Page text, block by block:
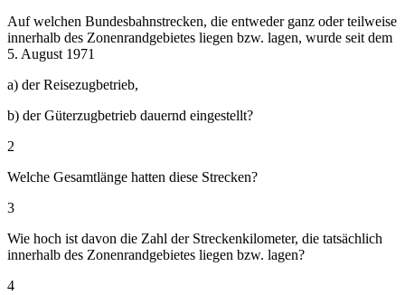
Auf welchen Bundesbahnstrecken, die entweder ganz oder teilweise
innerhalb des Zonenrandgebietes liegen bzw. lagen, wurde seit dem
5. August 1971
a) der Reisezugbetrieb,
b) der Güterzugbetrieb dauernd eingestellt?
2
Welche Gesamtlänge hatten diese Strecken?
3
Wie hoch ist davon die Zahl der Streckenkilometer, die tatsächlich
innerhalb des Zonenrandgebietes liegen bzw. lagen?
4